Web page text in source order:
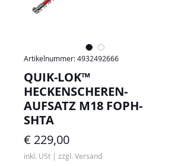
Artikelnummer: 4932492666
QUIK-LOK™
HECKENSCHEREN-
AUFSATZ M18 FOPH-
SHTA
€ 229,00Preis
inkl. USt | zzgl. Versand